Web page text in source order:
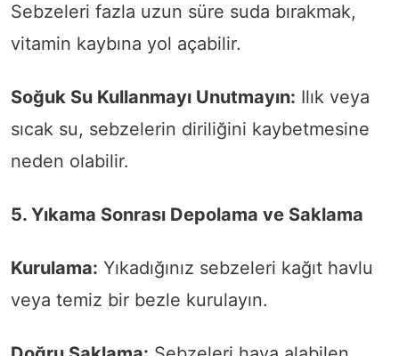
Sebzeleri fazla uzun süre suda bırakmak,
vitamin kaybına yol açabilir.
Soğuk Su Kullanmayı Unutmayın: Ilık veya
sıcak su, sebzelerin diriliğini kaybetmesine
neden olabilir.
5. Yıkama Sonrası Depolama ve Saklama
Kurulama: Yıkadığınız sebzeleri kağıt havlu
veya temiz bir bezle kurulayın.